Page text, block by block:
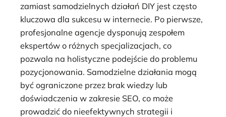
zamiast samodzielnych działań DIY jest często
kluczowa dla sukcesu w internecie. Po pierwsze,
profesjonalne agencje dysponują zespołem
ekspertów o różnych specjalizacjach, co
pozwala na holistyczne podejście do problemu
pozycjonowania. Samodzielne działania mogą
być ograniczone przez brak wiedzy lub
doświadczenia w zakresie SEO, co może
prowadzić do nieefektywnych strategii i